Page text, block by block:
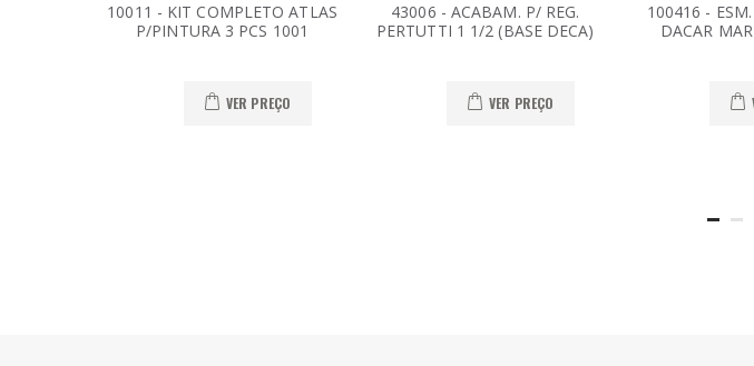
10011 - KIT COMPLETO ATLAS
P/PINTURA 3 PCS 1001
VER PREÇO
43006 - ACABAM. P/ REG.
PERTUTTI 1 1/2 (BASE DECA)
VER PREÇO
100416 -
DACAR